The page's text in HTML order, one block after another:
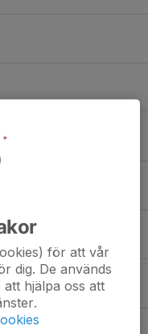
för att vår
dig. De används
hjälpa oss att